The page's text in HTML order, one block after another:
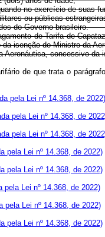
quando no
ou públicas
do Governo
de Tarifa de
da isenção do Ministro da
Aeronáutica, concessivo
de que trata o
pela Lei nº 14.368, de 2022)
pela Lei nº 14.368, de
pela Lei nº 14.368, de
pela Lei nº 14.368, de 2022)
pela Lei nº 14.368, de 2022)
pela Lei nº 14.368, de 2022)
pela Lei nº 14.368, de 2022)
pela Lei nº 14.368, de 2022)